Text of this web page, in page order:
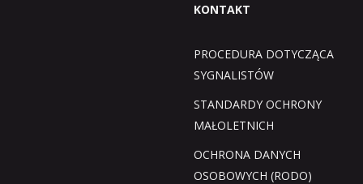
KONTAKT
PROCEDURA DOTYCZĄCA
SYGNALISTÓW
STANDARDY OCHRONY
MAŁOLETNICH
OCHRONA DANYCH
OSOBOWYCH (RODO)